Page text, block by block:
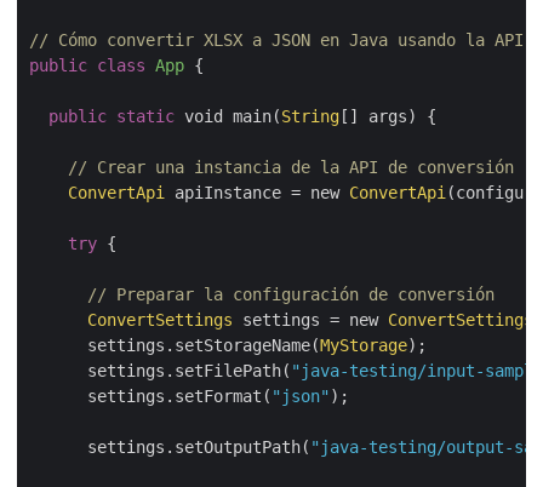
// Cómo convertir XLSX a JSON en Java usando la API
public class App {
public static void main(String [] args) {
// Crear una instancia de la API de conversión
ConvertApi
apiInstance = new ConvertApi
try {
// Preparar la configuración de conversión
ConvertSettings settings = new ConvertSettings
      settings.setStorageName(
MyStorage);
      settings.setFilePath(
"java-testing/input-
      settings.setFormat(
"json" );
      settings.setOutputPath(
"java-testing/output-